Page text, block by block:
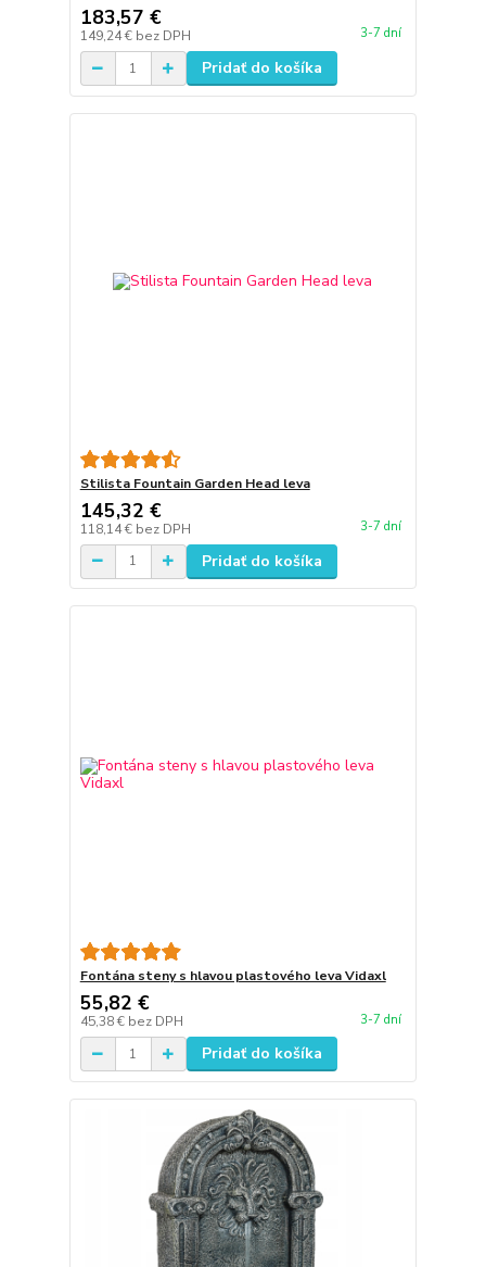
183,57 €
149,24 € bez DPH 3-7 dní
Pridať do košíka
Stilista Fountain Garden Head leva
145,32 €
118,14 € bez DPH 3-7 dní
Pridať do košíka
Fontána steny s hlavou plastového leva Vidaxl
55,82 €
45,38 € bez DPH 3-7 dní
Pridať do košíka